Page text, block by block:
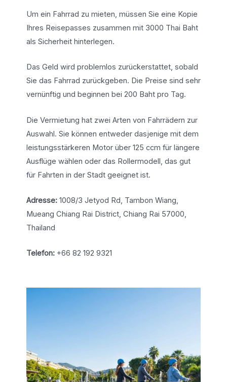
Um ein Fahrrad zu mieten, müssen Sie eine Kopie
Ihres Reisepasses zusammen mit 3000 Thai Baht
als Sicherheit hinterlegen.
Das Geld wird problemlos zurückerstattet, sobald
Sie das Fahrrad zurückgeben. Die Preise sind sehr
vernünftig und beginnen bei 200 Baht pro Tag.
Die Vermietung hat zwei Arten von Fahrrädern zur
Auswahl. Sie können entweder dasjenige mit dem
leistungsstärkeren Motor über 125 ccm für längere
Ausflüge wählen oder das Rollermodell, das gut
für Fahrten in der Stadt geeignet ist.
Adresse:1008/3 Jetyod Rd, Tambon Wiang,
Mueang Chiang Rai District, Chiang Rai 57000,
Thailand
Telefon:+66 82 192 9321